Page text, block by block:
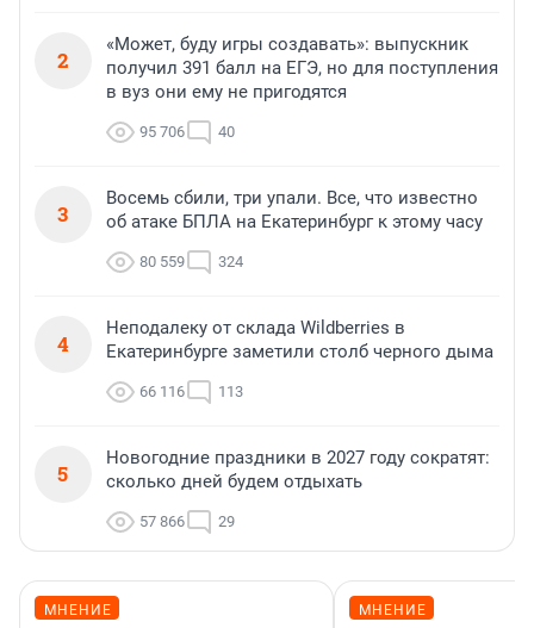
2
«Может, буду игры создавать»: выпускник
получил 391 балл на ЕГЭ, но для поступления
в вуз они ему не пригодятся
95 706 40
3
Восемь сбили, три упали. Все, что известно
об атаке БПЛА на Екатеринбург к этому часу
80 559 324
4
Неподалеку от склада Wildberries в
Екатеринбурге заметили столб черного дыма
66 116 113
5
Новогодние праздники в 2027 году сократят:
сколько дней будем отдыхать
57 866 29
МНЕНИЕ МНЕНИЕ